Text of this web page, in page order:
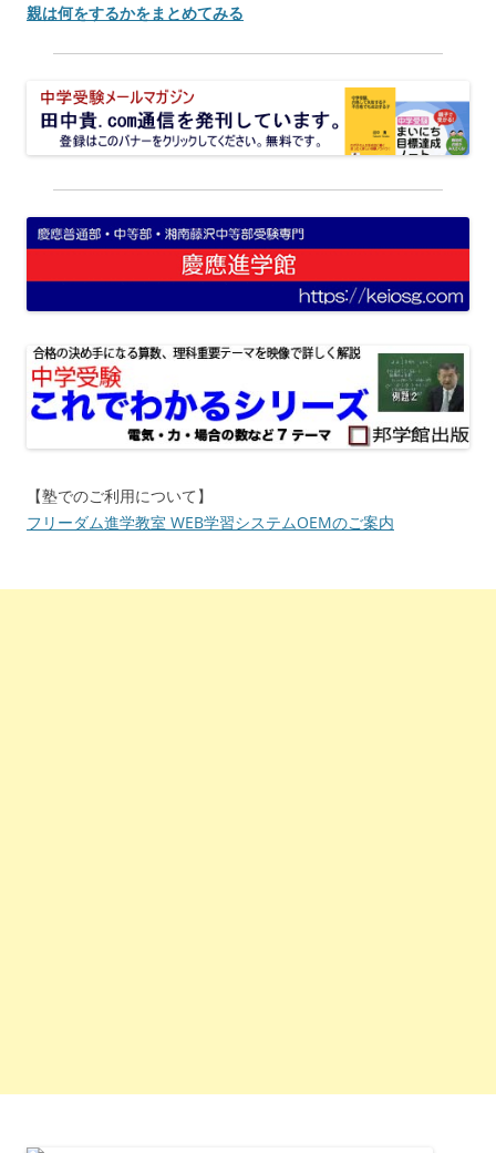
親は何をするかをまとめてみる
【塾でのご利用について】
フリーダム進学教室 WEB学習システムOEMのご案内